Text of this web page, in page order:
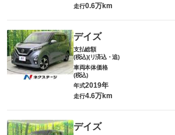
走行0.6万km
デイズ
支払総額
(税込)(リ済込・追)
車両本体価格
(税込)
年式2019年
走行4.6万km
デイズ